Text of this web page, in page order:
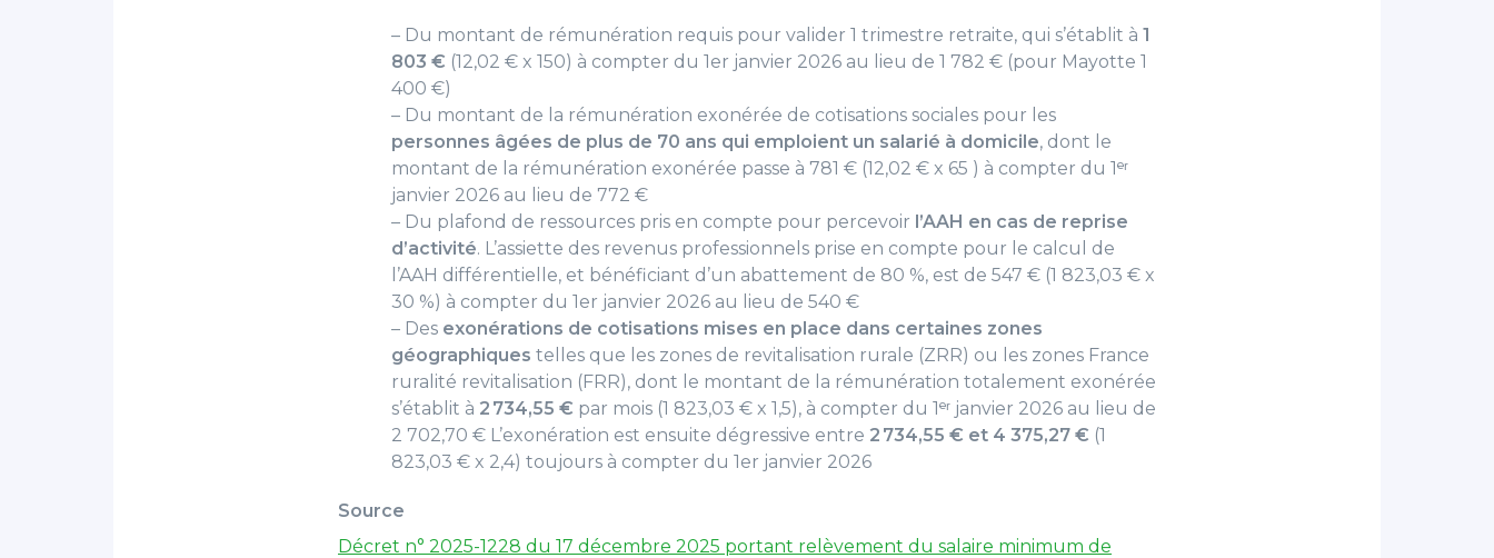
– Du montant de rémunération requis pour valider 1 trimestre retraite, qui s’établit à 1
803 € (12,02 € x 150) à compter du 1er janvier 2026 au lieu de 1 782 € (pour Mayotte 1
400 €)
– Du montant de la rémunération exonérée de cotisations sociales pour les
personnes âgées de plus de 70 ans qui emploient un salarié à domicile, dont le
montant de la rémunération exonérée passe à 781 € (12,02 € x 65 ) à compter du 1ᵉʳ
janvier 2026 au lieu de 772 €
– Du plafond de ressources pris en compte pour percevoir l’AAH en cas de reprise
d’activité. L’assiette des revenus professionnels prise en compte pour le calcul de
l’AAH différentielle, et bénéficiant d’un abattement de 80 %, est de 547 € (1 823,03 € x
30 %) à compter du 1er janvier 2026 au lieu de 540 €
– Des exonérations de cotisations mises en place dans certaines zones
géographiques telles que les zones de revitalisation rurale (ZRR) ou les zones France
ruralité revitalisation (FRR), dont le montant de la rémunération totalement exonérée
s’établit à 2 734,55 € par mois (1 823,03 € x 1,5), à compter du 1ᵉʳ janvier 2026 au lieu de
2 702,70 € L’exonération est ensuite dégressive entre 2 734,55 € et 4 375,27 € (1
823,03 € x 2,4) toujours à compter du 1er janvier 2026
Source
Décret n° 2025-1228 du 17 décembre 2025 portant relèvement du salaire minimum de